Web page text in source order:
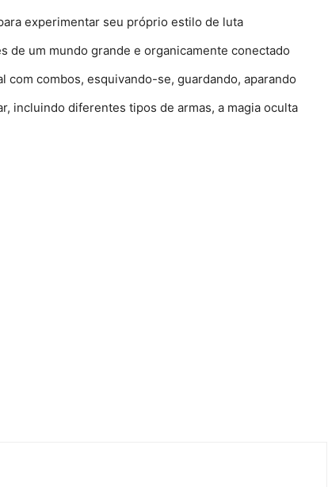
experimentar seu próprio estilo de luta
de um mundo grande e organicamente conectado
combos, esquivando-se, guardando, aparando
incluindo diferentes tipos de armas, a magia oculta